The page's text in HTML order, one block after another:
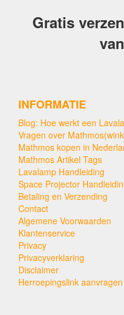
Gratis
INFORMATIE
Blog: Hoe werkt een
Vragen over
Mathmos kopen in
Mathmos Artikel Tags
Lavalamp Handleiding
Space Projector
Betaling en Verzending
Contact
Algemene Voorwaarden
Klantenservice
Privacy
Privacyverklaring
Disclaimer
Herroepingslink aanvragen